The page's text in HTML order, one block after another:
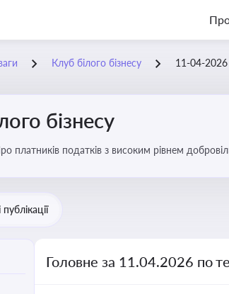
Клуб білого бізнесу 11-04-2026
бізнесу
платників податків з високим рівнем
публікації
Головне за 11.04.2026 по